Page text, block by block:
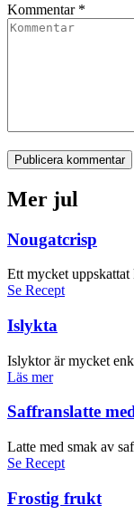
Kommentar *
Publicera kommentar
Mer jul
Nougatcrisp
Ett mycket
Se Recept
Islykta
Islyktor är mycket
Läs mer
Saffranslatte
Latte med smak av
Se Recept
Frostig frukt